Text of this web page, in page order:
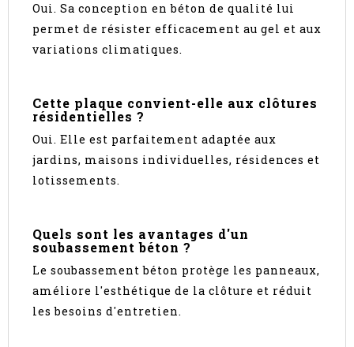
Oui. Sa conception en béton de qualité lui
permet de résister efficacement au gel et aux
variations climatiques.
Cette plaque convient-elle aux clôtures
résidentielles ?
Oui. Elle est parfaitement adaptée aux
jardins, maisons individuelles, résidences et
lotissements.
Quels sont les avantages d'un
soubassement béton ?
Le soubassement béton protège les panneaux,
améliore l'esthétique de la clôture et réduit
les besoins d'entretien.